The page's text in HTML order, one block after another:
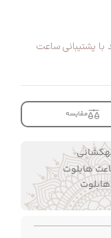
پشتیبانی ساعت
مقایسه
هابلوت
هابلوت